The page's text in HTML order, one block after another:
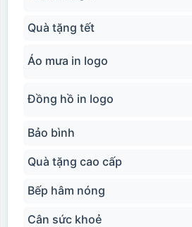
Quà tặng tết
Áo mưa in logo
Đồng hồ in logo
Bảo bình
Quà tặng cao cấp
Bếp hâm nóng
Cân sức khoẻ